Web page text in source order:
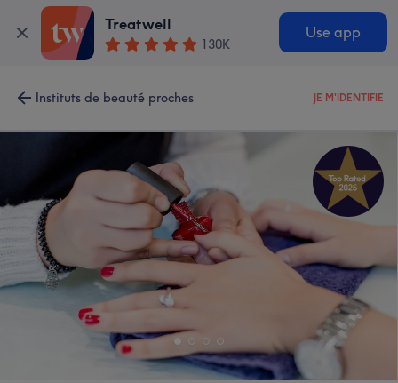
Treatwell
130K
Use app
Instituts de beauté proches JE M'IDENTIFIE